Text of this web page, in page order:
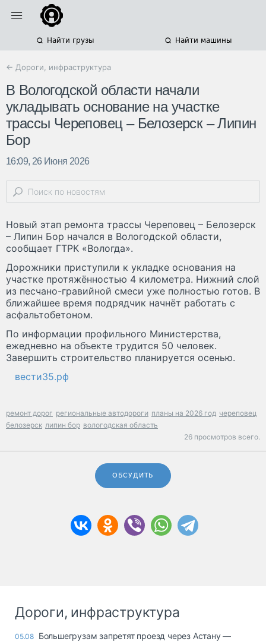
Найти грузы Найти машины
← Дороги, инфраструктура
В Вологодской области начали
укладывать основание на участке
трассы Череповец – Белозерск – Липин
Бор
16:09, 26 Июня 2026
Новый этап ремонта трассы Череповец – Белозерск
– Липин Бор начался в Вологодской области,
сообщает ГТРК «Вологда».
Дорожники приступили к укладке основания на
участке протяжённостью 4 километра. Нижний слой
из песчано-гравийной смеси уже полностью готов. В
ближайшее время подрядчик начнёт работать с
асфальтобетоном.
По информации профильного Министерства,
ежедневно на объекте трудится 50 человек.
Завершить строительство планируется осенью.
вести35.рф
ремонт дорог региональные автодороги планы на 2026 год череповец
белозерск липин бор вологодская область
26 просмотров всего.
ОБСУДИТЬ
Дороги, инфраструктура
05.08 Большегрузам запретят проезд через Астану —